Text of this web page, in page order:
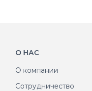
О НАС
О компании
Сотрудничество